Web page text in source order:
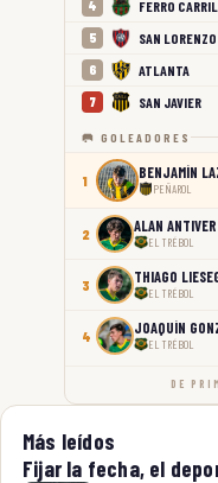
4 FERRO CARRIL
5 SAN LORENZO
6 ATLANTA
7 SAN JAVIER
🥅 GOLEADORES
1 BENJAMÍN
PEÑAROL
2 ALAN
EL TRÉBOL
3 THIAGO
EL TRÉBOL
4 JOAQUÍN
EL TRÉBOL
DE
Más leídos
Fijar la fecha, el